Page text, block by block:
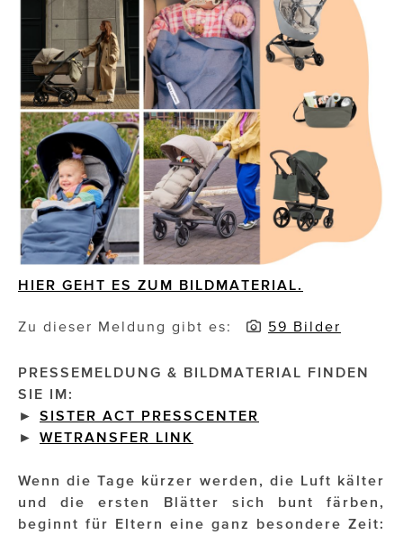
Dominic Marcus Singer
Dominique Scharax – Move Mind Breath
Dr. Albert Fuchs
Élan Flow
Foodsavers
FREIHERZ
FRISTADS
FR!TZ EYEWEAR
Impressionisten
JOHANN STRAUSS – NEW DIMENSIONS
JUWELIER WAGNER
Magenta Telekom
HIER GEHT ES ZUM BILDMATERIAL.
Zu dieser Meldung gibt es: 59 Bilder
PRESSEMELDUNG & BILDMATERIAL FINDEN
SIE IM:
► SISTER ACT PRESSCENTER
►
WETRANSFER LINK
Wenn die Tage kürzer werden, die Luft kälter
und die ersten Blätter sich bunt färben,
beginnt für Eltern eine ganz besondere Zeit: